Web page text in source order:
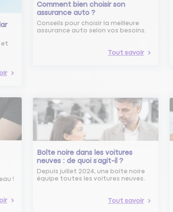
et
Comment bien choisir son
assurance auto ?
Conseils pour choisir la meilleure
assurance auto selon vos besoins.
Tout savoir
!
Boîte noire dans les voitures
neuves : de quoi s’agit-il ?
Depuis juillet 2024, une boîte noire
équipe toutes les voitures neuves.
Tout savoir